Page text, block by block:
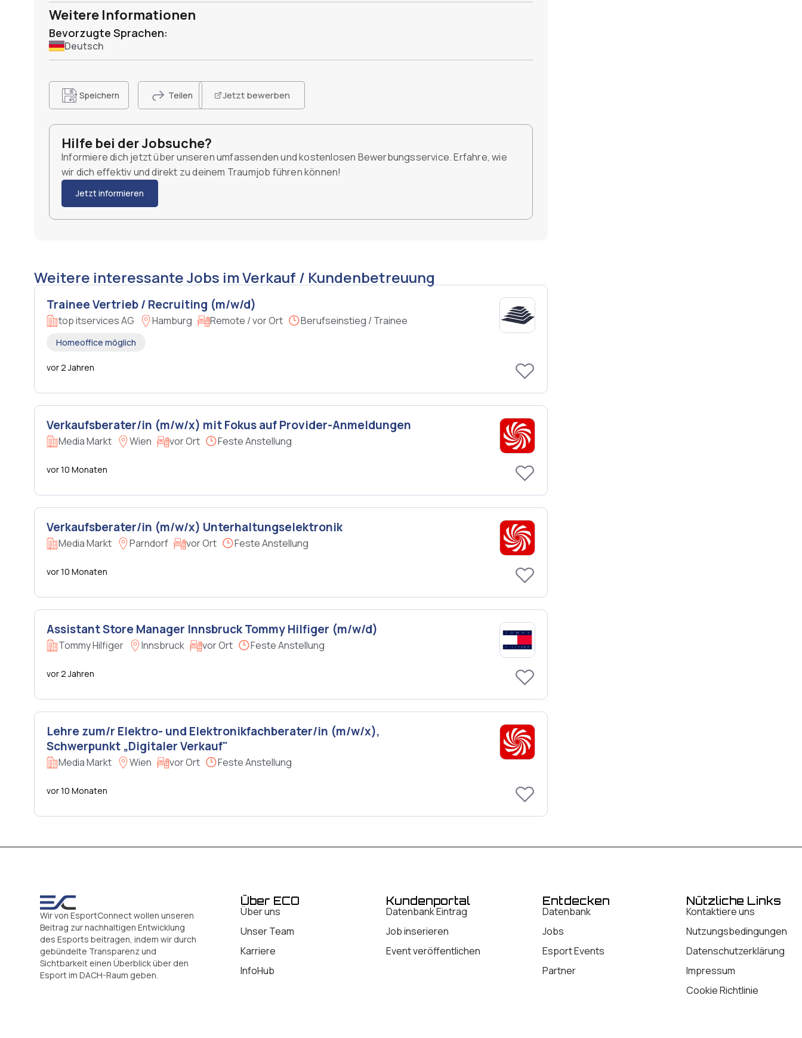
Weitere Informationen
Bevorzugte Sprachen:
Deutsch
Speichern Teilen Jetzt bewerben
Hilfe bei der Jobsuche?
Informiere dich jetzt über unseren umfassenden und kostenlosen Bewerbungsservice. Erfahre, wie
wir dich effektiv und direkt zu deinem Traumjob führen können!
Jetzt informieren
Weitere interessante Jobs im Verkauf / Kundenbetreuung
Trainee Vertrieb / Recruiting (m/w/d)
top itservices AG Hamburg Remote / vor Ort Berufseinstieg / Trainee
Homeoffice möglich
vor 2 Jahren
Verkaufsberater/in (m/w/x) mit Fokus auf Provider-Anmeldungen
Media Markt Wien vor Ort Feste Anstellung
vor 10 Monaten
Verkaufsberater/in (m/w/x) Unterhaltungselektronik
Media Markt Parndorf vor Ort Feste Anstellung
vor 10 Monaten
Assistant Store Manager Innsbruck Tommy Hilfiger (m/w/d)
Tommy Hilfiger Innsbruck vor Ort Feste Anstellung
vor 2 Jahren
Lehre zum/r Elektro- und Elektronikfachberater/in (m/w/x),
Schwerpunkt „Digitaler Verkauf"
Media Markt Wien vor Ort Feste Anstellung
vor 10 Monaten
Wir von EsportConnect wollen unseren
Beitrag zur nachhaltigen Entwicklung
des Esports beitragen, indem wir durch
gebündelte Transparenz und
Sichtbarkeit einen Überblick über den
Esport im DACH-Raum geben.
Über ECO
Über uns
Unser Team
Karriere
InfoHub
Kundenportal
Datenbank Eintrag
Job inserieren
Event veröffentlichen
Entdecken
Datenbank
Jobs
Esport Events
Partner
Nützliche Links
Kontaktiere uns
Nutzungsbedingungen
Datenschutzerklärung
Impressum
Cookie Richtlinie